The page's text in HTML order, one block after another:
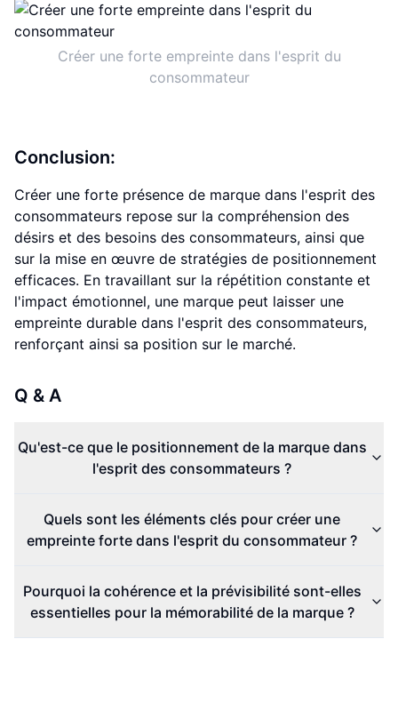
Créer une forte empreinte dans l'esprit du
consommateur
Conclusion:
Créer une forte présence de marque dans l'esprit des
consommateurs repose sur la compréhension des
désirs et des besoins des consommateurs, ainsi que
sur la mise en œuvre de stratégies de positionnement
efficaces. En travaillant sur la répétition constante et
l'impact émotionnel, une marque peut laisser une
empreinte durable dans l'esprit des consommateurs,
renforçant ainsi sa position sur le marché.
Q & A
Qu'est-ce que le positionnement de la marque dans
l'esprit des consommateurs ?
Quels sont les éléments clés pour créer une
empreinte forte dans l'esprit du consommateur ?
Pourquoi la cohérence et la prévisibilité sont-elles
essentielles pour la mémorabilité de la marque ?